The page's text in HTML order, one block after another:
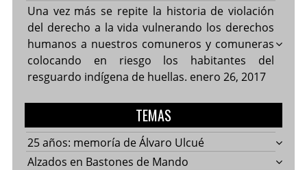
Una vez más se repite la historia de violación
del derecho a la vida vulnerando los derechos
humanos a nuestros comuneros y comuneras
colocando en riesgo los habitantes del
resguardo indígena de huellas. enero 26, 2017
TEMAS
25 años: memoría de Álvaro Ulcué
Alzados en Bastones de Mando